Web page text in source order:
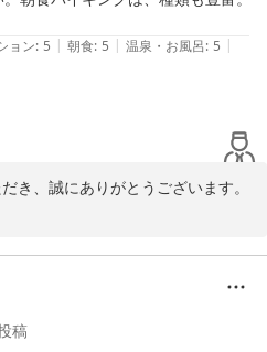
リームもお気に召していただけた
を入れているポイントの一つです
き調理スタッフも大変喜んでおり
ときを提供できるよう、サービス
よりお待ち申し上げております。
ート（ＳｉＳ ＳＴＡＲＧＡＴＥ
ョン: 5 | 朝食: 5 | 温泉・お風呂: 5 |
き、誠にありがとうございます。
は、私共も自慢のひとつでござい
稿